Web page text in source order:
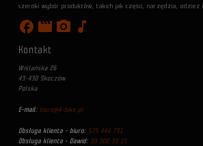
szeroki wybór produktów, takich jak części, narzędzia, odzież
facebook movie photo_camera music_note
Kontakt
Wiślańska 26
43-430 Skoczów
Polska
E-mail: biuro@4-bike.pl
Obsługa klienta - biuro: 575 444 731
Obsługa klienta - Dawid: 33 300 33 15